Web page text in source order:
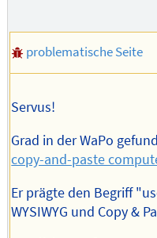
problematische Seite
Servus!
Grad in der WaPo
copy-and-paste
Er prägte den Begriff
WYSIWYG und Copy &